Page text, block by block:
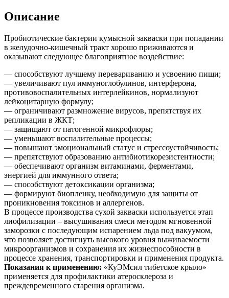
Описание
Пробиотические бактерии кумысной закваски при попадании
в желудочно-кишечный тракт хорошо приживаются и
оказывают следующее благоприятное воздействие:
— способствуют лучшему перевариванию и усвоению пищи;
— увеличивают пул иммуноглобулинов, интерферона,
противовоспалительных интерлейкинов, нормализуют
лейкоцитарную формулу;
— ограничивают размножение вирусов, препятствуя их
репликации в ЖКТ;
— защищают от патогенной микрофлоры;
— уменьшают воспалительные процессы;
— повышают эмоциональный статус и стрессоустойчивость;
— препятствуют образованию антибиотикорезистентности;
— обеспечивают организм витаминами, ферментами,
энергией для иммунного ответа;
— способствуют детоксикации организма;
— формируют биопленку, необходимую для защиты от
проникновения токсинов и аллергенов.
В процессе производства сухой закваски используется этап
лиофилизации – высушивания смеси методом мгновенной
заморозки с последующим испарением льда под вакуумом,
что позволяет достигнуть высокого уровня выживаемости
микроорганизмов и сохранения их жизнеспособности в
процессе хранения, транспортировки и применения продукта.
Показания к применению: «КуЭМсил тибетское крыло»
применяется для профилактики атеросклероза и
преждевременного старения организма.